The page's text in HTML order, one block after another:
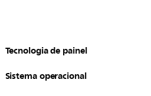
Tecnologia de painel
Sistema operacional